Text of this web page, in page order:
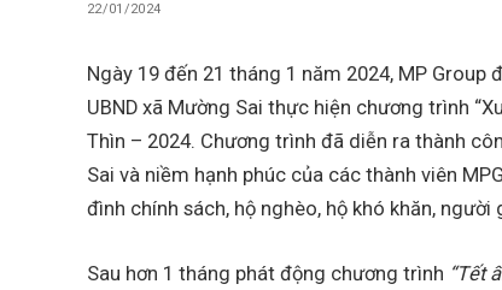
22/01/2024
Ngày 19 đến 21 tháng 1 năm 2024, MP
UBND xã Mường Sai thực hiện chương trình
Thìn – 2024. Chương trình đã diễn ra thành
Sai và niềm hạnh phúc của các thành viên
đình chính sách, hộ nghèo, hộ khó khăn, người
Sau hơn 1 tháng phát động chương trình “Tết